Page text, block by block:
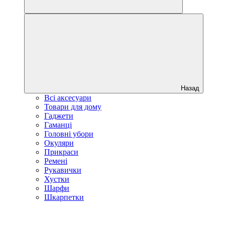
Назад
Всі аксесуари
Товари для дому
Гаджети
Гаманці
Головні убори
Окуляри
Прикраси
Ремені
Рукавички
Хустки
Шарфи
Шкарпетки